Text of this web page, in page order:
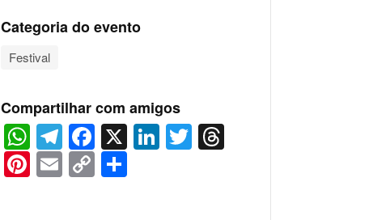
Categoria do evento
Festival
Compartilhar com amigos
WhatsApp
Telegram
Facebook
X LinkedIn
Twitter
Pinterest
Email
Copy
Link